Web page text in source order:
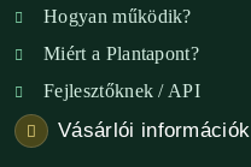
Hogyan működik?
Miért a Plantapont?
Fejlesztőknek / API
Vásárlói információk